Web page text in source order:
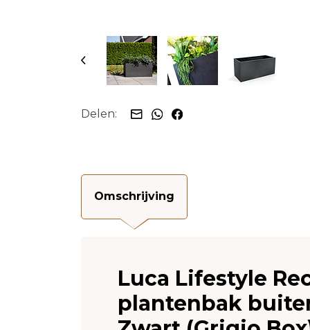
Delen:
Omschrijving
Luca Lifestyle
plantenbak